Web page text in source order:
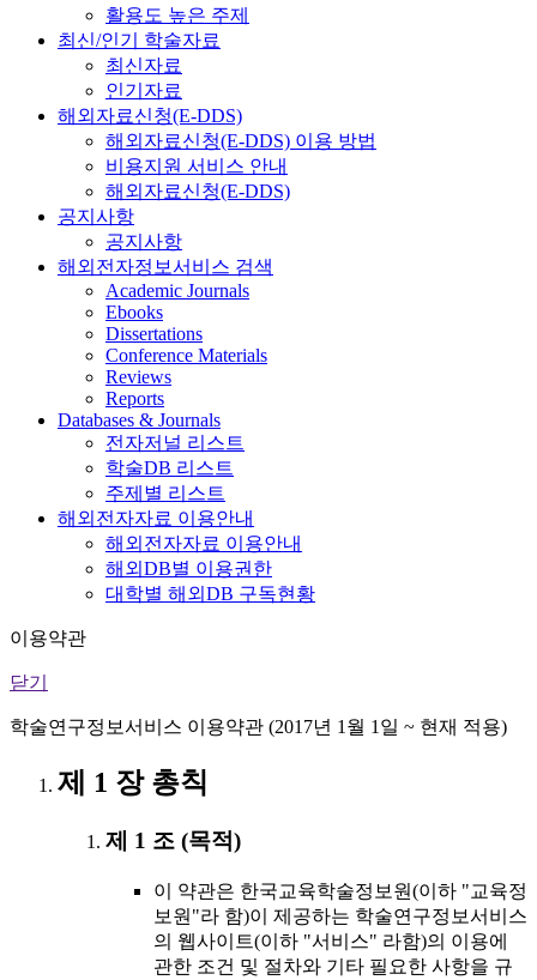
활용도 높은 주제
최신/인기 학술자료
최신자료
인기자료
해외자료신청(E-DDS)
해외자료신청(E-DDS) 이용 방법
비용지원 서비스 안내
해외자료신청(E-DDS)
공지사항
공지사항
해외전자정보서비스 검색
Academic Journals
Ebooks
Dissertations
Conference Materials
Reviews
Reports
Databases & Journals
전자저널 리스트
학술DB 리스트
주제별 리스트
해외전자자료 이용안내
해외전자자료 이용안내
해외DB별 이용권한
대학별 해외DB 구독현황
이용약관
닫기
학술연구정보서비스 이용약관 (2017년 1월 1일 ~ 현재 적용)
제 1 장 총칙
제 1 조 (목적)
이 약관은 한국교육학술정보원(이하 "교육정
보원"라 함)이 제공하는 학술연구정보서비스
의 웹사이트(이하 "서비스" 라함)의 이용에
관한 조건 및 절차와 기타 필요한 사항을 규